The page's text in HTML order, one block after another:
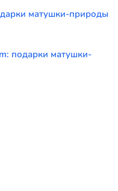
матушки-природы
подарки матушки-